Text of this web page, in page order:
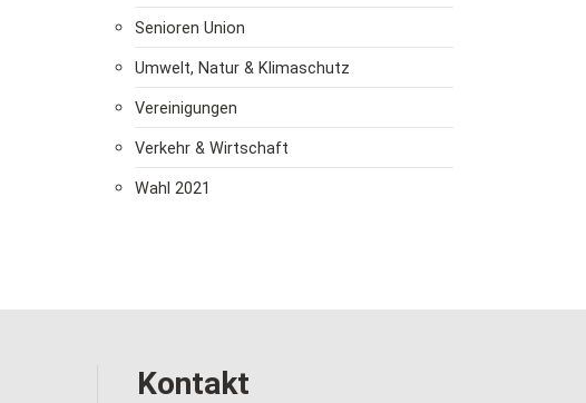
Senioren Union
Umwelt, Natur & Klimaschutz
Vereinigungen
Verkehr & Wirtschaft
Wahl 2021
Kontakt